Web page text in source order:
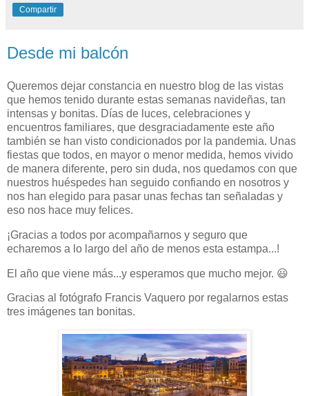
Compartir
Desde mi balcón
Queremos dejar constancia en nuestro blog de las vistas
que hemos tenido durante estas semanas navideñas, tan
intensas y bonitas. Días de luces, celebraciones y
encuentros familiares, que desgraciadamente este año
también se han visto condicionados por la pandemia. Unas
fiestas que todos, en mayor o menor medida, hemos vivido
de manera diferente, pero sin duda, nos quedamos con que
nuestros huéspedes han seguido confiando en nosotros y
nos han elegido para pasar unas fechas tan señaladas y
eso nos hace muy felices.
¡Gracias a todos por acompañarnos y seguro que
echaremos a lo largo del año de menos esta estampa...!
El año que viene más...y esperamos que mucho mejor. 😃
Gracias al fotógrafo Francis Vaquero por regalarnos estas
tres imágenes tan bonitas.